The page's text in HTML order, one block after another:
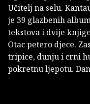
Učitelj na selu.
je 39 glazbenih
tekstova i dvije
Otac petero djece.
tripice, dunju i crni
pokretnu ljepotu.